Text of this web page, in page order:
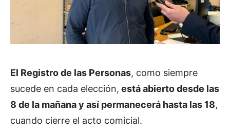
El Registro de las Personas, como siempre
sucede en cada elección, está abierto desde las
8 de la mañana y así permanecerá hasta las 18,
cuando cierre el acto comicial.